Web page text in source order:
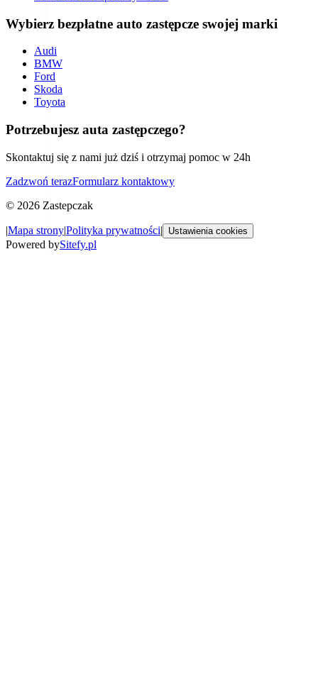
Wybierz bezpłatne auto zastępcze swojej marki
Audi
BMW
Ford
Skoda
Toyota
Potrzebujesz auta zastępczego?
Skontaktuj się z nami już dziś i otrzymaj pomoc w 24h
Zadzwoń terazFormularz kontaktowy
© 2026 Zastepczak
|Mapa strony|Polityka prywatności| Ustawienia cookies
Powered bySitefy.pl